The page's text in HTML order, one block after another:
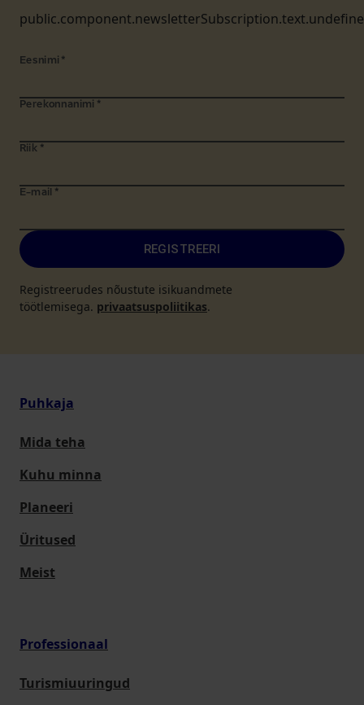
Eesnimi *
Perekonnanimi *
Riik *
E-mail *
REGISTREERI
Registreerudes nõustute isikuandmete
töötlemisega. privaatsuspoliitikas.
Puhkaja
Mida teha
Kuhu minna
Planeeri
Üritused
Meist
Professionaal
Turismiuuringud